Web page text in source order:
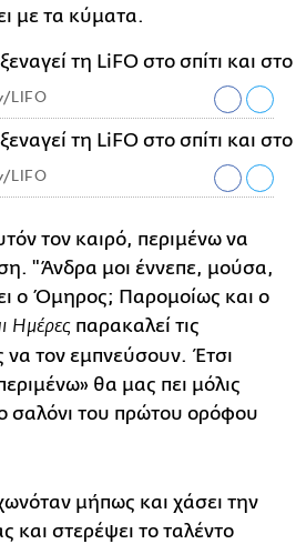
με τα κύματα.
LIFO
LIFO
τον καιρό, περιμένω να
"Άνδρα μοι έννεπε, μούσα,
ο Όμηρος; Παρομοίως και ο
Ημέρες παρακαλεί τις
να τον εμπνεύσουν. Έτσι
θα μας πει μόλις
σαλόνι του πρώτου ορόφου
μήπως και χάσει την
και στερέψει το ταλέντο